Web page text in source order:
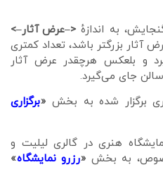
به اندازهٔ <–عرض آثار–>
آثار بزرگتر باشد، تعداد کمتری
و بلعکس هرچقدر عرض آثار
جای می‌گیرد.
برگزار شده به بخش «برگزاری
هنری در گالری لیلیت و
به بخش «رزرو نمایشگاه»